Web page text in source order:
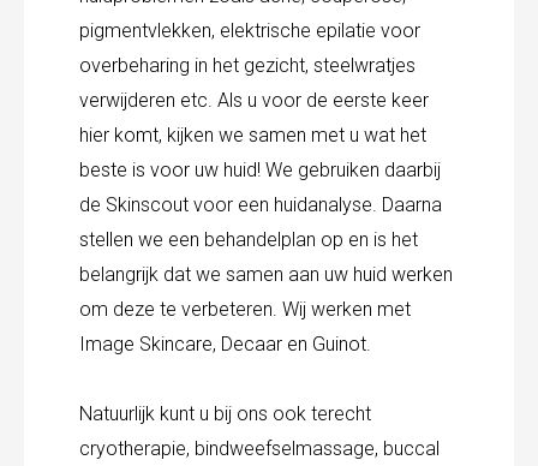
pigmentvlekken, elektrische epilatie voor
overbeharing in het gezicht, steelwratjes
verwijderen etc. Als u voor de eerste keer
hier komt, kijken we samen met u wat het
beste is voor uw huid! We gebruiken daarbij
de Skinscout voor een huidanalyse. Daarna
stellen we een behandelplan op en is het
belangrijk dat we samen aan uw huid werken
om deze te verbeteren. Wij werken met
Image Skincare, Decaar en Guinot.
Natuurlijk kunt u bij ons ook terecht
cryotherapie, bindweefselmassage, buccal